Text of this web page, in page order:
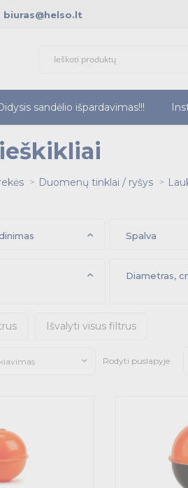
biuras@helso.lt
sandėlio išpardavimas!!!
Duomenų tinklai / ryšys
Spalva
Diametras,
Išvalyti visus filtrus
Rodyti puslapyje